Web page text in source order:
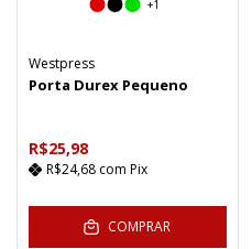
+1
Westpress
Porta Durex Pequeno
R$25,98
R$24,68 com Pix
COMPRAR